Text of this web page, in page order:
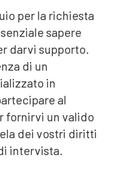
per la richiesta
sapere
darvi supporto.
di un
in
al
fornirvi un valido
dei vostri diritti
intervista.